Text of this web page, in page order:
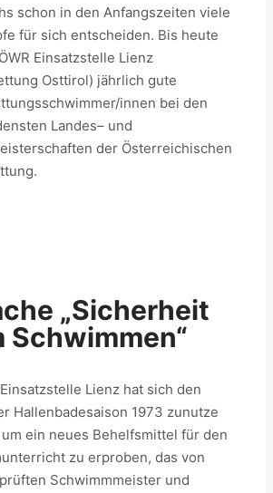
schon in den Anfangszeiten viele
für sich entscheiden. Bis heute
Einsatzstelle Lienz
Osttirol) jährlich gute
innen bei den
Landes– und
der Österreichischen
„Sicherheit
Schwimmen“
Lienz hat sich den
Hallenbadesaison 1973 zunutze
ein neues Behelfsmittel für den
zu erproben, das von
Schwimmmeister und